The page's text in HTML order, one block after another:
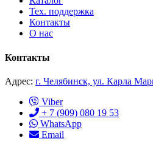
Тех. поддержка
Контакты
О нас
Контакты
Адрес: г. Челябинск, ул. Карла
Viber
+ 7 (909) 080 19 53
WhatsApp
Email